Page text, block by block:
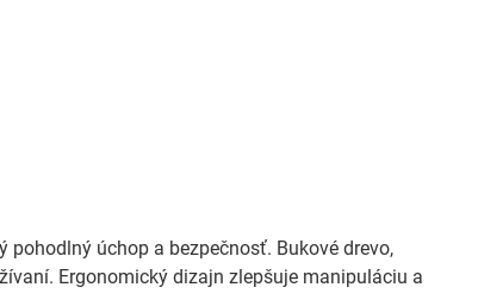
pohodlný úchop a bezpečnosť. Bukové drevo,
Ergonomický dizajn zlepšuje manipuláciu a